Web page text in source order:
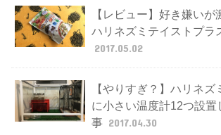
【レビュー】好き嫌いが
ハリネズミテイストプラ
2017.05.02
【やりすぎ？】ハリネズ
に小さい温度計12つ設置
事 2017.04.30